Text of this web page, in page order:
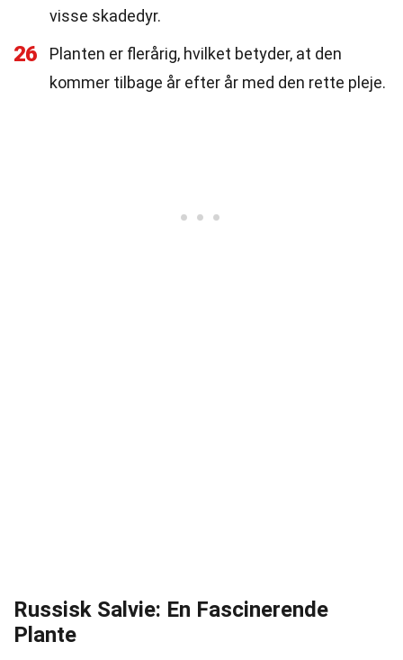
visse skadedyr.
26
Planten er flerårig, hvilket betyder, at den
kommer tilbage år efter år med den rette pleje.
Russisk Salvie: En Fascinerende
Plante